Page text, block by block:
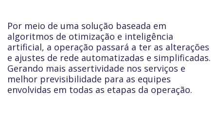
Por meio de uma solução baseada em
algoritmos de otimização e inteligência
artificial, a operação passará a ter as alterações
e ajustes de rede automatizadas e simplificadas.
Gerando mais assertividade nos serviços e
melhor previsibilidade para as equipes
envolvidas em todas as etapas da operação.